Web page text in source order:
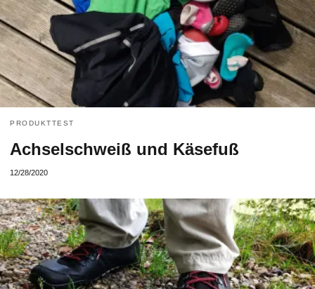
PRODUKTTEST
Achselschweiß und Käsefuß
12/28/2020